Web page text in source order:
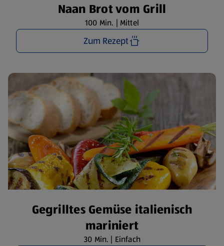
Naan Brot vom Grill
100 Min. | Mittel
Zum Rezept
Gegrilltes Gemüse italienisch
mariniert
30 Min. | Einfach